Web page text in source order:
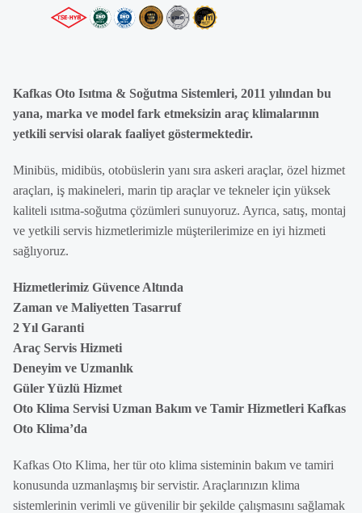
Kafkas Oto Isıtma & Soğutma Sistemleri, 2011 yılından bu
yana, marka ve model fark etmeksizin araç klimalarının
yetkili servisi olarak faaliyet göstermektedir.
Minibüs, midibüs, otobüslerin yanı sıra askeri araçlar, özel hizmet
araçları, iş makineleri, marin tip araçlar ve tekneler için yüksek
kaliteli ısıtma-soğutma çözümleri sunuyoruz. Ayrıca, satış, montaj
ve yetkili servis hizmetlerimizle müşterilerimize en iyi hizmeti
sağlıyoruz.
Hizmetlerimiz Güvence Altında
Zaman ve Maliyetten Tasarruf
2 Yıl Garanti
Araç Servis Hizmeti
Deneyim ve Uzmanlık
Güler Yüzlü Hizmet
Oto Klima Servisi Uzman Bakım ve Tamir Hizmetleri Kafkas
Oto Klima’da
Kafkas Oto Klima, her tür oto klima sisteminin bakım ve tamiri
konusunda uzmanlaşmış bir servistir. Araçlarınızın klima
sistemlerinin verimli ve güvenilir bir şekilde çalışmasını sağlamak